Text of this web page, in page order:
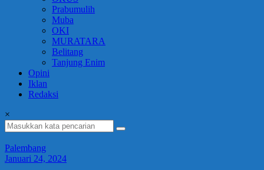
Prabumulih
Muba
OKI
MURATARA
Belitang
Tanjung Enim
Opini
Iklan
Redaksi
×
Palembang
Januari 24, 2024